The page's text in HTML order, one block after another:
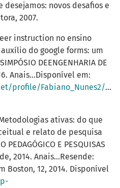
desejamos: novos desafios e
2007.
instruction no ensino
do google forms: um
DEENGENHARIA DE
Anais...Disponível em:
links/58513b4e08ae95fd8e1554c4.pdf
Metodologias ativas: do que
e relato de pesquisa
E PESQUISAS
2014. Anais...Resende:
Boston, 12, 2014. Disponível